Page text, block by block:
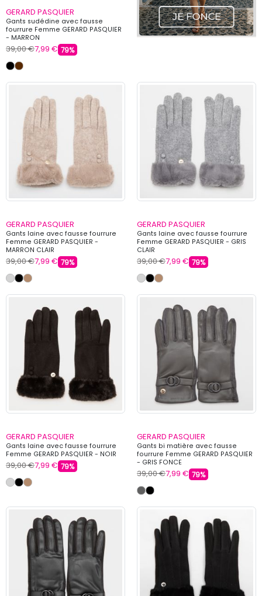
GERARD PASQUIER
Gants sudédine avec fausse
fourrure Femme GERARD PASQUIER
- MARRON
39,00 €7,99 € 79%
GERARD PASQUIER
Gants laine avec fausse fourrure
Femme GERARD PASQUIER -
MARRON CLAIR
39,00 €7,99 € 79%
GERARD PASQUIER
Gants laine avec fausse fourrure
Femme GERARD PASQUIER - GRIS
CLAIR
39,00 €7,99 € 79%
GERARD PASQUIER
Gants laine avec fausse fourrure
Femme GERARD PASQUIER - NOIR
39,00 €7,99 € 79%
GERARD PASQUIER
Gants bi matière avec fausse
fourrure Femme GERARD PASQUIER
- GRIS FONCE
39,00 €7,99 € 79%